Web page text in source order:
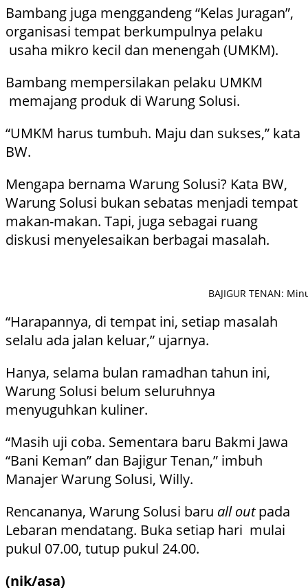
Bambang juga menggandeng “Kelas Juragan”,
organisasi tempat berkumpulnya pelaku
usaha mikro kecil dan menengah (UMKM).
Bambang mempersilakan pelaku UMKM
memajang produk di Warung Solusi.
“UMKM harus tumbuh. Maju dan sukses,” kata
BW.
Mengapa bernama Warung Solusi? Kata BW,
Warung Solusi bukan sebatas menjadi tempat
makan-makan. Tapi, juga sebagai ruang
diskusi menyelesaikan berbagai masalah.
BAJIGUR TENAN:
“Harapannya, di tempat ini, setiap masalah
selalu ada jalan keluar,” ujarnya.
Hanya, selama bulan ramadhan tahun ini,
Warung Solusi belum seluruhnya
menyuguhkan kuliner.
“Masih uji coba. Sementara baru Bakmi Jawa
“Bani Keman” dan Bajigur Tenan,” imbuh
Manajer Warung Solusi, Willy.
Rencananya, Warung Solusi baru all outpada
Lebaran mendatang. Buka setiap hari mulai
pukul 07.00, tutup pukul 24.00.
(nik/asa)